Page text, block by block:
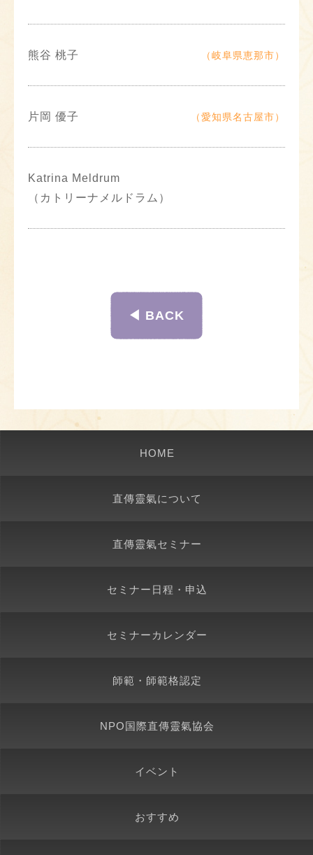
熊谷 桃子 （岐阜県恵那市）
片岡 優子 （愛知県名古屋市）
Katrina Meldrum
（カトリーナメルドラム）
◀︎ BACK
HOME
直傳靈氣について
直傳靈氣セミナー
セミナー日程・申込
セミナーカレンダー
師範・師範格認定
NPO国際直傳靈氣協会
イベント
おすすめ